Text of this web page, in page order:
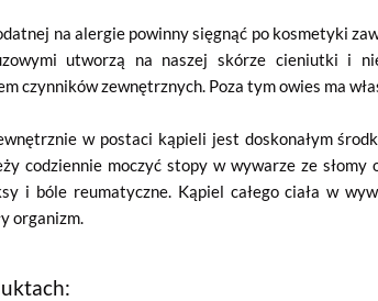
na alergie powinny sięgnąć po kosmetyki
utworzą na naszej skórze cieniutki i
czynników zewnętrznych. Poza tym owies ma
w postaci kąpieli jest doskonałym
codziennie moczyć stopy w wywarze ze
i bóle reumatyczne. Kąpiel całego ciała w
organizm.